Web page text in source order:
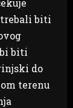
trebali biti
biti
do
terenu